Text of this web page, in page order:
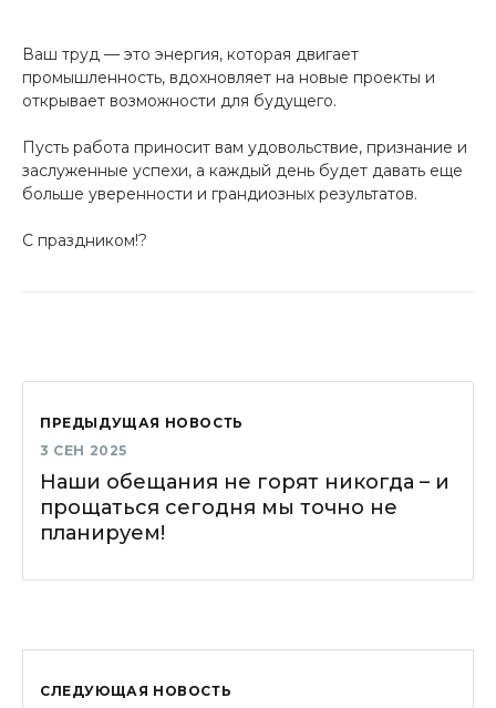
Ваш труд — это энергия, которая двигает
промышленность, вдохновляет на новые проекты и
открывает возможности для будущего.
Пусть работа приносит вам удовольствие, признание и
заслуженные успехи, а каждый день будет давать еще
больше уверенности и грандиозных результатов.
С праздником!?
ПРЕДЫДУЩАЯ НОВОСТЬ
3 СЕН 2025
Наши обещания не горят никогда – и
прощаться сегодня мы точно не
планируем!
СЛЕДУЮЩАЯ НОВОСТЬ